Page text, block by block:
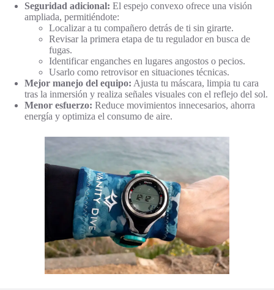
Seguridad adicional: El espejo convexo ofrece una visión
ampliada, permitiéndote:
Localizar a tu compañero detrás de ti sin girarte.
Revisar la primera etapa de tu regulador en busca de
fugas.
Identificar enganches en lugares angostos o pecios.
Usarlo como retrovisor en situaciones técnicas.
Mejor manejo del equipo: Ajusta tu máscara, limpia tu cara
tras la inmersión y realiza señales visuales con el reflejo del sol.
Menor esfuerzo: Reduce movimientos innecesarios, ahorra
energía y optimiza el consumo de aire.